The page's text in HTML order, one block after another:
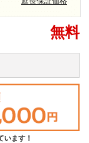
無料
ます！